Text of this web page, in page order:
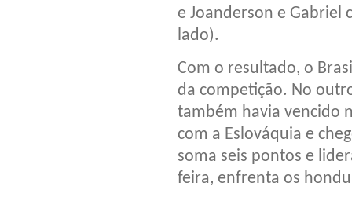
e Joanderson e Gabriel
lado).
Com o resultado, o
da competição. No
também havia vencido
com a Eslováquia e
soma seis pontos e
feira, enfrenta os